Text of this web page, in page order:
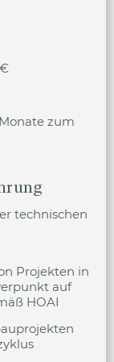
zum
technischen
Projekten in
auf
HOAI